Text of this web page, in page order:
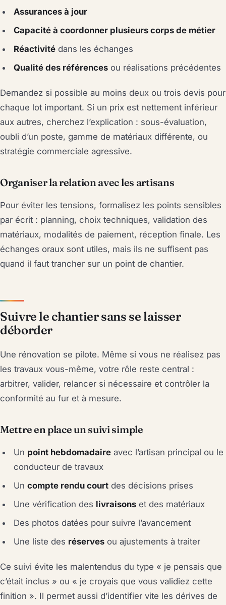
Assurances à jour
Capacité à coordonner plusieurs corps de métier
Réactivité dans les échanges
Qualité des références ou réalisations précédentes
Demandez si possible au moins deux ou trois devis pour
chaque lot important. Si un prix est nettement inférieur
aux autres, cherchez l’explication : sous-évaluation,
oubli d’un poste, gamme de matériaux différente, ou
stratégie commerciale agressive.
Organiser la relation avec les artisans
Pour éviter les tensions, formalisez les points sensibles
par écrit : planning, choix techniques, validation des
matériaux, modalités de paiement, réception finale. Les
échanges oraux sont utiles, mais ils ne suffisent pas
quand il faut trancher sur un point de chantier.
Suivre le chantier sans se laisser
déborder
Une rénovation se pilote. Même si vous ne réalisez pas
les travaux vous-même, votre rôle reste central :
arbitrer, valider, relancer si nécessaire et contrôler la
conformité au fur et à mesure.
Mettre en place un suivi simple
Un point hebdomadaire avec l’artisan principal ou le
conducteur de travaux
Uncompte rendu court des décisions prises
Une vérification des livraisons et des matériaux
Des photos datées pour suivre l’avancement
Une liste des réserves ou ajustements à traiter
Ce suivi évite les malentendus du type « je pensais que
c’était inclus » ou « je croyais que vous validiez cette
finition ». Il permet aussi d’identifier vite les dérives de